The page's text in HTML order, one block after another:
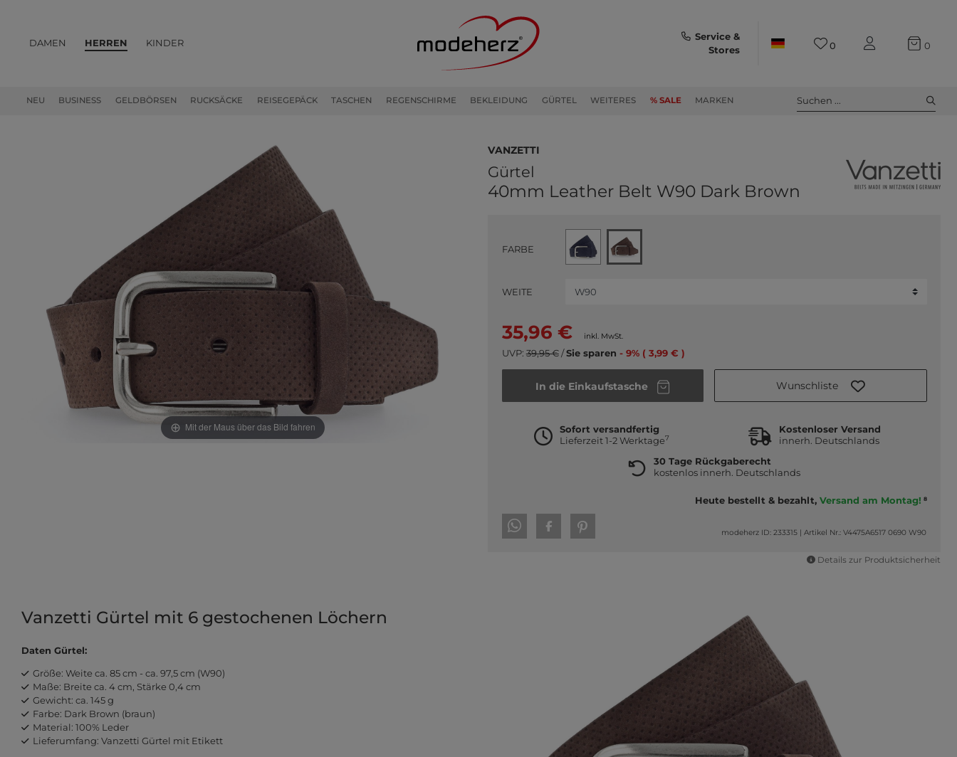
DAMEN HERREN
NEU BUSINESS GELDBÖRSEN RUCKSÄCKE REISEGEPÄCK TASCHEN REGENSCHIRME BEKLEIDUNG GÜRTEL WEITERES % SALE MARKEN
KINDER
Service &
Stores
0 0
Suchen ...
Mit der Maus über das Bild fahren
Vanzetti
Gürtel
40mm Leather Belt W90 Dark Brown
FARBE
WEITE
35,96 € inkl. MwSt.
UVP: 39,95 €/Sie sparen - 9% ( 3,99 € )
In die Einkaufstasche Wunschliste
Sofort versandfertig
Lieferzeit 1-2 Werktage7
Kostenloser Versand
innerh. Deutschlands
30 Tage Rückgaberecht
kostenlos innerh. Deutschlands
Heute bestellt & bezahlt, Versand am Montag! 8
modeherz ID: 233315 |Artikel Nr.: V4475A6517 0690 W90
Details zur Produktsicherheit
Vanzetti Gürtel mit 6 gestochenen Löchern
Daten Gürtel:
Größe: Weite ca. 85 cm - ca. 97,5 cm (W90)
Maße: Breite ca. 4 cm, Stärke 0,4 cm
Gewicht: ca. 145 g
Farbe: Dark Brown (braun)
Material: 100% Leder
Lieferumfang: Vanzetti Gürtel mit Etikett